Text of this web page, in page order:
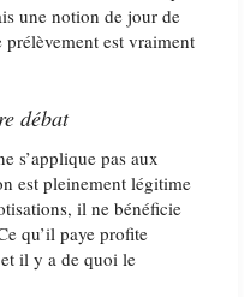
une notion de jour de
est vraiment
débat
s’applique pas aux
est pleinement légitime
il ne bénéficie
qu’il paye profite
il y a de quoi le